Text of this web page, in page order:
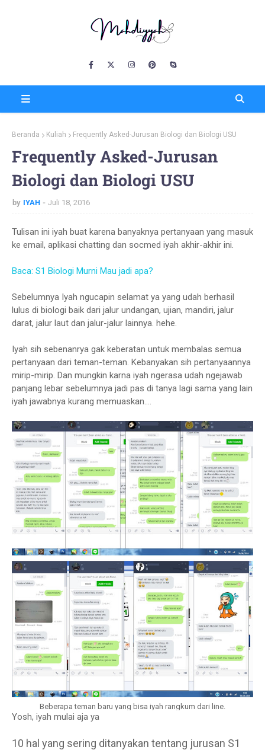
Beranda Kuliah Frequently Asked-Jurusan Biologi dan Biologi USU
Frequently Asked-Jurusan
Biologi dan Biologi USU
by IYAH Juli 18, 2016
Tulisan ini iyah buat karena banyaknya pertanyaan yang masuk
ke email, aplikasi chatting dan socmed iyah akhir-akhir ini.
Baca: S1 Biologi Murni Mau jadi apa?
Sebelumnya Iyah ngucapin selamat ya yang udah berhasil
lulus di biologi baik dari jalur undangan, ujian, mandiri, jalur
darat, jalur laut dan jalur-jalur lainnya. hehe.
Iyah sih sebenanrya gak keberatan untuk membalas semua
pertanyaan dari teman-teman. Kebanyakan sih pertanyaannya
mirip-mirip. Dan mungkin karna iyah ngerasa udah ngejawab
panjang lebar sebelumnya jadi pas di tanya lagi sama yang lain
iyah jawabnya kurang memuaskan....
Beberapa teman baru yang bisa iyah rangkum dari line.
Yosh, iyah mulai aja ya
10 hal yang sering ditanyakan tentang jurusan S1